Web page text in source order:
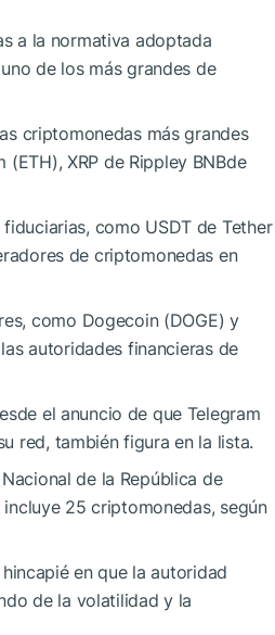
a la normativa adoptada
de los más grandes de
criptomonedas más grandes
XRP de Rippley BNBde
como USDT de Tether
de criptomonedas en
como Dogecoin (DOGE) y
autoridades financieras de
el anuncio de que Telegram
red, también figura en la lista.
de la República de
25 criptomonedas, según
en que la autoridad
de la volatilidad y la